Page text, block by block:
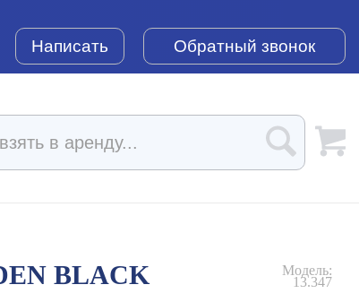
Написать Обратный звонок
Модель:
13.347
BLACK